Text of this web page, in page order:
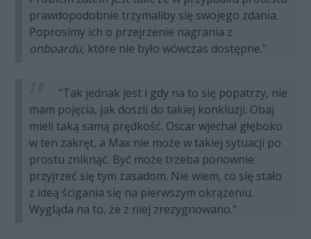
prawdopodobnie trzymaliby się swojego zdania.
Poprosimy ich o przejrzenie nagrania z
onboardu, które nie było wówczas dostępne."
"Tak jednak jest i gdy na to się popatrzy, nie
mam pojęcia, jak doszli do takiej konkluzji. Obaj
mieli taką samą prędkość. Oscar wjechał głęboko
w ten zakręt, a Max nie może w takiej sytuacji po
prostu zniknąć. Być może trzeba ponownie
przyjrzeć się tym zasadom. Nie wiem, co się stało
z ideą ścigania się na pierwszym okrążeniu.
Wygląda na to, że z niej zrezygnowano."